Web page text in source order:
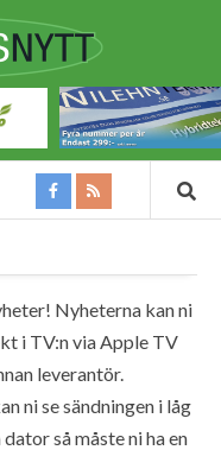
Nyheterna kan ni
i TV:n via Apple TV
leverantör.
ni se sändningen i låg
så måste ni ha en